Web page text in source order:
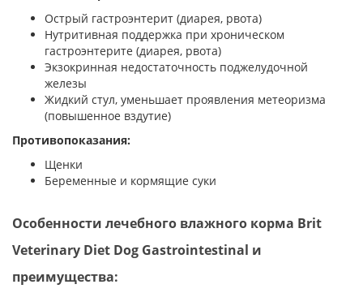
Острый гастроэнтерит (диарея, рвота)
Нутритивная поддержка при хроническом
гастроэнтерите (диарея, рвота)
Экзокринная недостаточность поджелудочной
железы
Жидкий стул, уменьшает проявления метеоризма
(повышенное вздутие)
Противопоказания:
Щенки
Беременные и кормящие суки
Особенности лечебного влажного корма Brit
Veterinary Diet Dog Gastrointestinal и
преимущества: